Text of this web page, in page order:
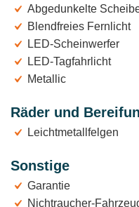
Abgedunkelte
Blendfreies Fernlicht
LED-Scheinwerfer
LED-Tagfahrlicht
Metallic
Räder und
Leichtmetallfelgen
Sonstige
Garantie
Nichtraucher-